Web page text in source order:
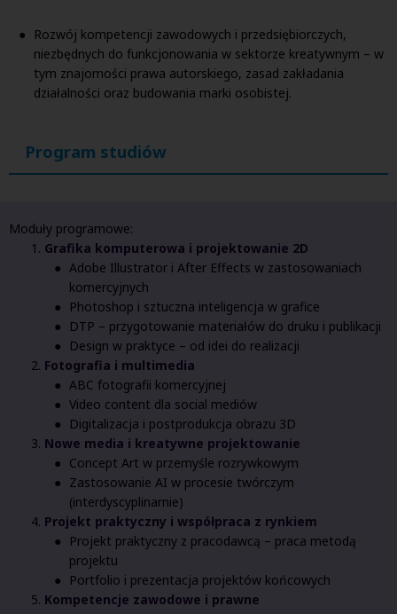
Rozwój kompetencji zawodowych i przedsiębiorczych,
niezbędnych do funkcjonowania w sektorze kreatywnym – w
tym znajomości prawa autorskiego, zasad zakładania
działalności oraz budowania marki osobistej.
Program studiów
Moduły programowe:
Grafika komputerowa i projektowanie 2D
Adobe Illustrator i After Effects w zastosowaniach
komercyjnych
Photoshop i sztuczna inteligencja w grafice
DTP – przygotowanie materiałów do druku i publikacji
Design w praktyce – od idei do realizacji
Fotografia i multimedia
ABC fotografii komercyjnej
Video content dla social mediów
Digitalizacja i postprodukcja obrazu 3D
Nowe media i kreatywne projektowanie
Concept Art w przemyśle rozrywkowym
Zastosowanie AI w procesie twórczym
(interdyscyplinarnie)
Projekt praktyczny i współpraca z rynkiem
Projekt praktyczny z pracodawcą – praca metodą
projektu
Portfolio i prezentacja projektów końcowych
Kompetencje zawodowe i prawne